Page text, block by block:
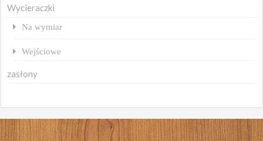
Wycieraczki
Na wymiar
Wejściowe
zasłony